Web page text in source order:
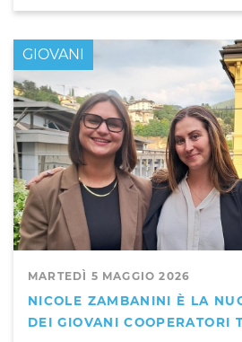
MARTEDÌ 5 MAGGIO 2026
NICOLE ZAMBANINI È LA
DEI GIOVANI COOPERATORI
GIOVANI